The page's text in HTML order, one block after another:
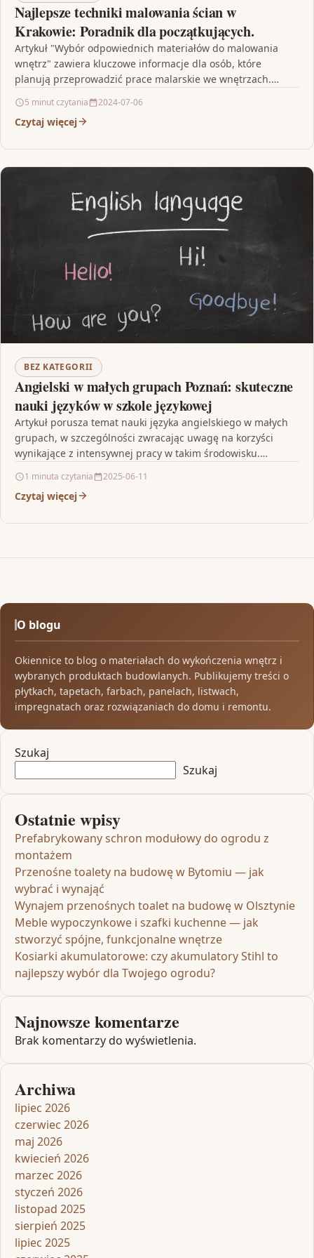
Najlepsze techniki malowania ścian w
Krakowie: Poradnik dla początkujących.
Artykuł "Wybór odpowiednich materiałów do malowania
wnętrz" zawiera kluczowe informacje dla osób, które
planują przeprowadzić prace malarskie we wnętrzach.
5 minut czytania 2024-07-06
Czytaj więcej
BEZ KATEGORII
Angielski w małych grupach Poznań: skuteczne
nauki języków w szkole językowej
Artykuł porusza temat nauki języka angielskiego w małych
grupach, w szczególności zwracając uwagę na korzyści
wynikające z intensywnej pracy w takim środowisku.
1 minuta czytania 2025-06-11
Czytaj więcej
O blogu
Okiennice to blog o materiałach do wykończenia wnętrz i
wybranych produktach budowlanych. Publikujemy treści o
płytkach, tapetach, farbach, panelach, listwach,
impregnatach oraz rozwiązaniach do domu i remontu.
Szukaj
Szukaj
Ostatnie wpisy
Prefabrykowany schron modułowy do ogrodu z
montażem
Przenośne toalety na budowę w Bytomiu — jak
wybrać i wynająć
Wynajem przenośnych toalet na budowę w Olsztynie
Meble wypoczynkowe i szafki kuchenne — jak
stworzyć spójne, funkcjonalne wnętrze
Kosiarki akumulatorowe: czy akumulatory Stihl to
najlepszy wybór dla Twojego ogrodu?
Najnowsze komentarze
Brak komentarzy do wyświetlenia.
Archiwa
lipiec 2026
czerwiec 2026
maj 2026
kwiecień 2026
marzec 2026
styczeń 2026
listopad 2025
sierpień 2025
lipiec 2025